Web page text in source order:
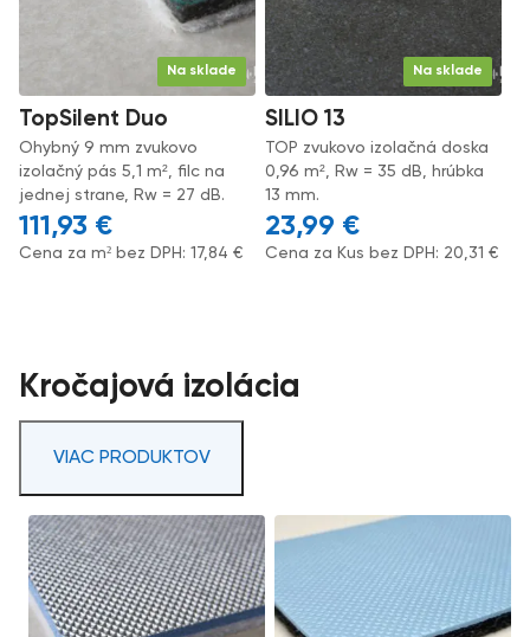
Na sklade
TopSilent Duo
Ohybný 9 mm zvukovo
izolačný pás 5,1 m², filc na
jednej strane, Rw = 27 dB.
111,93 €
Cena za m² bez DPH: 17,84 €
Na sklade
SILIO 13
TOP zvukovo izolačná doska
0,96 m², Rw = 35 dB, hrúbka
13 mm.
23,99 €
Cena za Kus bez DPH: 20,31 €
Kročajová izolácia
VIAC PRODUKTOV